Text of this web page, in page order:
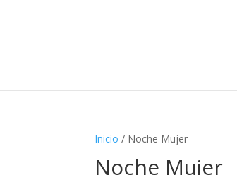
Inicio / Noche Mujer
Noche Mujer